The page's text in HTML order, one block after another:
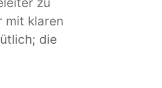
mit klaren
die